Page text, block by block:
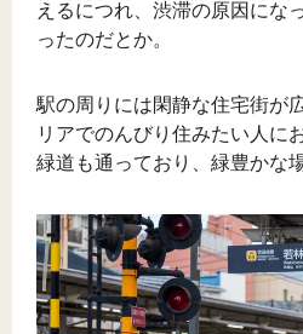
えるにつれ、渋滞の原因にな
ったのだとか。
駅の周りには閑静な住宅街が
リアでのんびり住みたい人に
緑道も通っており、緑豊かな